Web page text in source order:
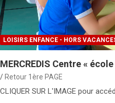
LOISIRS ENFANCE - HORS
MERCREDIS Centre «
Retour 1ère PAGE
CLIQUER SUR L'IMAGE pour